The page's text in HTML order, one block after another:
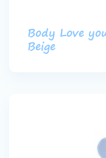
Body Love
Beige